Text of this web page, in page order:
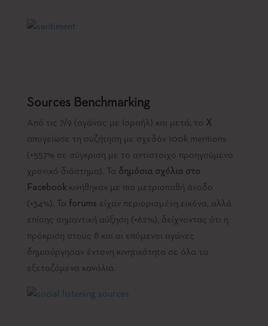
Sources Benchmarking
Από τις 7/9 (αγώνας με Ισραήλ) και μετά, το X
απογείωσε τη συζήτηση με σχεδόν 100k mentions
(+557% σε σύγκριση με το αντίστοιχο προηγούμενο
χρονικό διάστημα). Τα δημόσια σχόλια στο
Facebookκινήθηκαν με πιο μετριοπαθή άνοδο
(+34%). Τα forums είχαν περιορισμένη εικόνα, αλλά
επίσης σημαντική αύξηση (+62%), δείχνοντας ότι η
πρόκριση στους 8 και οι επόμενοι αγώνες
δημιούργησαν έντονη κινητικότητα σε όλα τα
εξεταζόμενα κανάλια.